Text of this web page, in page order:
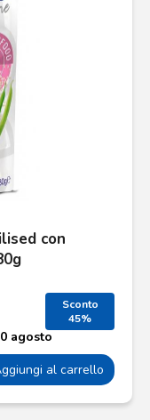
con
Sconto
45%
agosto
al carrello